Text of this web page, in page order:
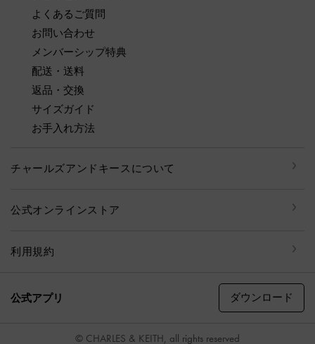
よくあるご質問
お問い合わせ
メンバーシップ特典
配送・送料
返品・交換
サイズガイド
お手入れ方法
チャールズアンドキースについて
公式オンラインストア
利用規約
公式アプリ ダウンロード
© CHARLES & KEITH, all rights reserved